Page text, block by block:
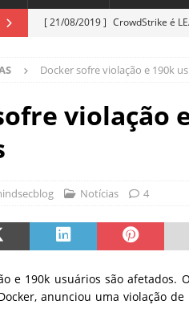
[ 21/08/2019 ] CrowdStrike é
[ 30/07/2026 ] ChatGPT entra
[ 30/07/2026 ]
Nomes no
[ 30/07/2026 ]
Docker sofre violação e 190k
violação
Notícias 4
e 190k usuários são afetados.
anunciou uma violação